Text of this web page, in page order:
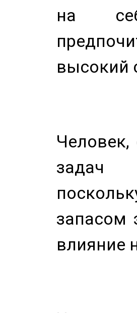
на
высокий
задач
запасом
влияние